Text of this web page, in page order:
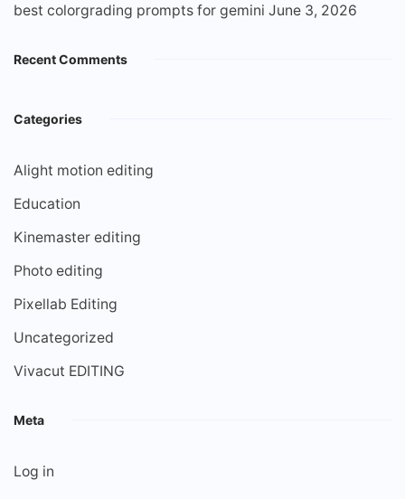
best colorgrading prompts for gemini June 3, 2026
Recent Comments
Categories
Alight motion editing
Education
Kinemaster editing
Photo editing
Pixellab Editing
Uncategorized
Vivacut EDITING
Meta
Log in